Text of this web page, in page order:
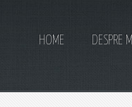
HOME DESPRE